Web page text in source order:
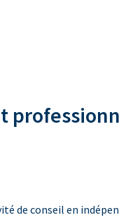
de conseil en